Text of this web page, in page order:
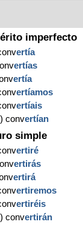
imperfecto
ertía
ertías
ertía
ertíamos
ertíais
convertían
simple
ertiré
ertirás
ertirá
ertiremos
ertiréis
convertirán